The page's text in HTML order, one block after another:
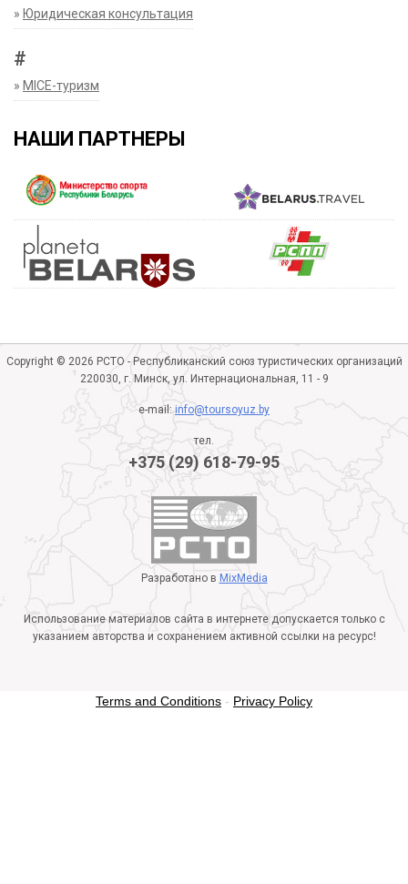
» Юридическая консультация
#
» MICE-туризм
НАШИ ПАРТНЕРЫ
Copyright © 2026 РСТО - Республиканский союз туристических организаций
220030, г. Минск, ул. Интернациональная, 11 - 9
e-mail:info@toursoyuz.by
тел.
+375 (29) 618-79-95
Разработано в MixMedia
Использование материалов сайта в интернете допускается только с
указанием авторства и сохранением активной ссылки на ресурс!
Terms and Conditions - Privacy Policy